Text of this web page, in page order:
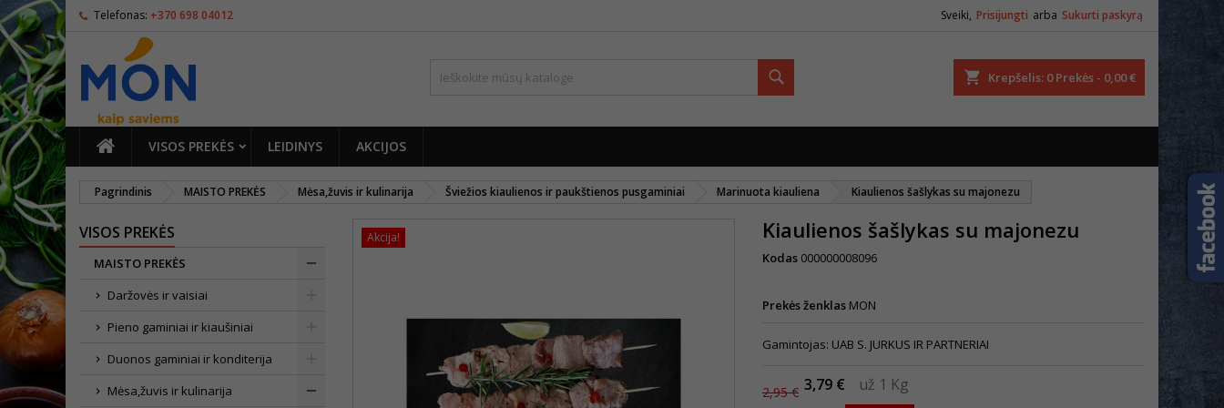
Telefonas: +370 698 04012 Sveiki, Prisijungti arba Sukurti paskyrą
Krepšelis 0 Prekės - 0,00 €
PAGRINDINIS
VISOS PREKĖS LEIDINYS AKCIJOS
Pagrindinis MAISTO PREKĖS Mėsa,žuvis ir kulinarija Šviežios kiaulienos ir paukštienos pusgaminiai Marinuota kiauliena Kiaulienos šašlykas su majonezu
VISOS PREKĖS
MAISTO PREKĖS
Daržovės ir vaisiai
Pieno gaminiai ir kiaušiniai
Duonos gaminiai ir konditerija
Mėsa,žuvis ir kulinarija
Akcija! Kiaulienos šašlykas su majonezu
Kodas 000000008096
Prekės ženklas MON
Gamintojas: UAB S. JURKUS IR PARTNERIAI
2,95 € 3,79 € už 1 Kg